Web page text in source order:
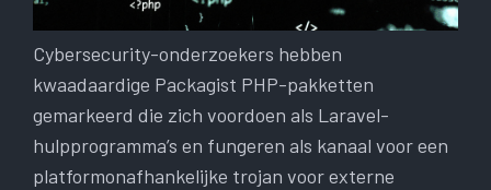
Cybersecurity-onderzoekers hebben
kwaadaardige Packagist PHP-pakketten
gemarkeerd die zich voordoen als Laravel-
hulpprogramma’s en fungeren als kanaal voor een
platformonafhankelijke trojan voor externe